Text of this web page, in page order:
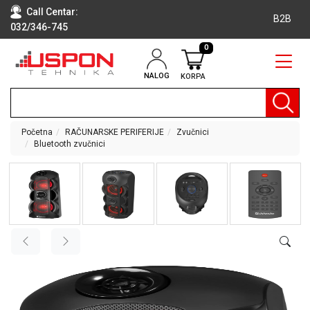
Call Centar:
032/346-745
B2B
NALOG KORPA
0
RAČUNARI
TEHNIKA
KLIME I
DODATNA
OPREMA
AUDIO,
RAČUNARI
Početna RAČUNARSKE PERIFERIJE
Zvučnici
Bluetooth zvučnici